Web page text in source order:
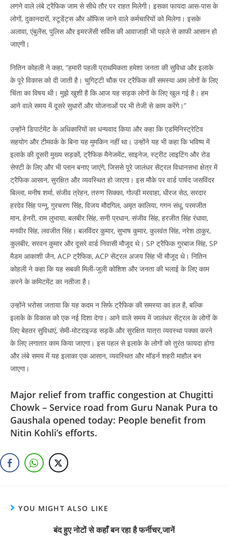
लगने वाले लंबे ट्रैफिक जाम से सीधे तौर पर राहत मिलेगी। इसका फायदा आस-पास के
लोगों, दुकानदारों, स्टूडेंट्स और ऑफिस जाने वाले कर्मचारियों को मिलेगा। इसके
अलावा, एंबुलेंस, पुलिस और इमरजेंसी सर्विस की आवाजाही भी पहले से काफी आसान हो
जाएगी।
नितिन कोहली ने कहा, “हमारी पहली प्राथमिकता हमेशा जनता की सुविधा और इलाके
के पूरे विकास को दी जाती है। चुगिट्टी चौक पर ट्रैफिक की समस्या आम लोगों के लिए
चिंता का विषय थी। मुझे खुशी है कि आज यह सड़क लोगों के लिए खुल गई है। हम
आने वाले समय में दूसरे सुधारों और योजनाओं पर भी तेजी से काम करेंगे।”
उन्होंने डिपार्टमेंट के अधिकारियों का धन्यवाद किया और कहा कि एडमिनिस्ट्रेटिव
सहयोग और टीमवर्क के बिना यह मुमकिन नहीं था। उन्होंने यह भी कहा कि भविष्य में
इलाके की दूसरी मुख्य सड़कों, ट्रैफिक मैनेजमेंट, साइनेज, स्ट्रीट लाइटिंग और रोड
सेफ्टी के लिए और भी प्लान बनाए जाएंगे, जिससे पूरे जालंधर सेंट्रल विधानसभा क्षेत्र में
ट्रैफिक आसान, सुरक्षित और व्यवस्थित हो जाएगा। इस मौके पर वार्ड पार्षद जसविंदर
बिल्ला, मनीष शर्मा, संजीव त्रेहन, तरुण सिक्का, गोल्डी मरवाहा, धीरज सेठ, सरदार
हरदेव सिंह पन्नू, गुरचरण सिंह, विजय मौदगिल, अमृत कालिया, गगन संधू, परमजीत
मान, हेनरी, राम लुभाया, बलबीर सिंह, सनी प्रधान, संजीव सिंह, हरजीत सिंह रंधावा,
मनवीर सिंह, लवजीत सिंह। बलविंदर कुमार, सुभाष कुमार, कुलवंत सिंह, नरेश ठाकुर,
कुलबीर, सरवन कुमार और दूसरे वार्ड निवासी मौजूद थे। SP ट्रैफिक गुरबाज सिंह, SP
मैडम आकाशी जैन, ACP ट्रैफिक, ACP सेंट्रल अजय सिंह भी मौजूद थे। नितिन
कोहली ने कहा कि यह सबकी मिली-जुली कोशिश और जनता की भलाई के लिए काम
करने के कमिटमेंट का नतीजा है।
उन्होंने भरोसा जताया कि यह कदम न सिर्फ ट्रैफिक की समस्या का हल है, बल्कि
इलाके के विकास को एक नई दिशा देगा। आने वाले समय में जालंधर सेंट्रल के लोगों के
लिए बेहतर सुविधाएं, सेमी-मोटराइज्ड सड़कें और सुरक्षित यात्रा व्यवस्था पक्का करने
के लिए लगातार काम किया जाएगा। इस पहल से इलाके के लोगों को तुरंत फायदा होगा
और लंबे समय में यह इलाका एक आसान, व्यवस्थित और मॉडर्न शहरी माहौल बन
जाएगा।
Major relief from traffic congestion at Chugitti
Chowk – Service road from Guru Nanak Pura to
Gaushala opened today: People benefit from
Nitin Kohli’s efforts.
YOU MIGHT ALSO LIKE
बंद हुए नोटों से कहाँ बन रहा है फर्नीचर,जानें